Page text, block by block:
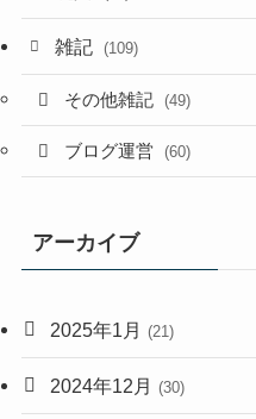
雑記 (109)
その他雑記 (49)
ブログ運営 (60)
アーカイブ
2025年1月 (21)
2024年12月 (30)